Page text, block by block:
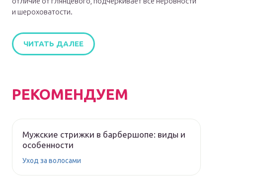
и шероховатости.
ЧИТАТЬ ДАЛЕЕ
РЕКОМЕНДУЕМ
Мужские стрижки в барбершопе: виды и
особенности
Уход за волосами